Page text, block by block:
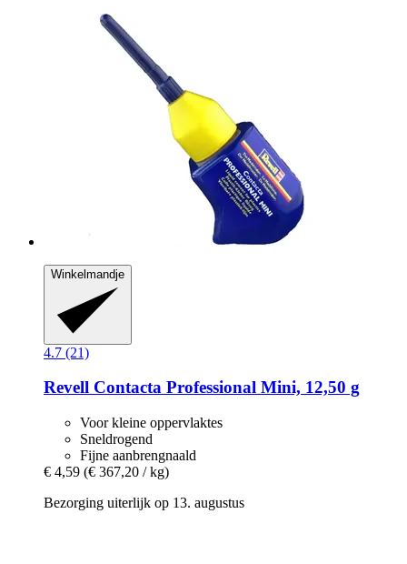
Winkelmandje
4.7 (21)
Revell Contacta Professional Mini, 12,50 g
Voor kleine oppervlaktes
Sneldrogend
Fijne aanbrengnaald
€ 4,59 (€ 367,20 / kg)
Bezorging uiterlijk op 13. augustus